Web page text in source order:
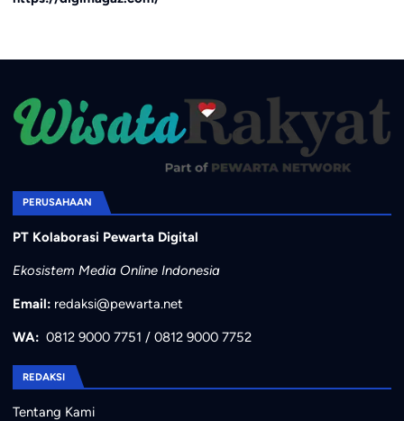
PERUSAHAAN
PT Kolaborasi Pewarta Digital
Ekosistem Media Online Indonesia
Email: redaksi@pewarta.net
WA: 0812 9000 7751 / 0812 9000 7752
REDAKSI
Tentang Kami